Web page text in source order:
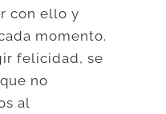
con ello y
momento.
felicidad, se
no
al